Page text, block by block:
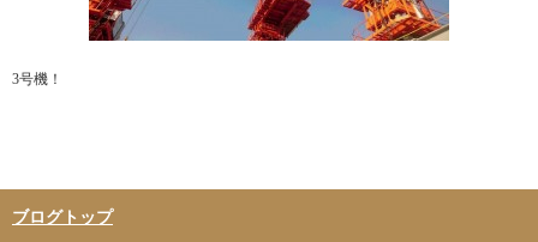
3号機！
ブログトップ